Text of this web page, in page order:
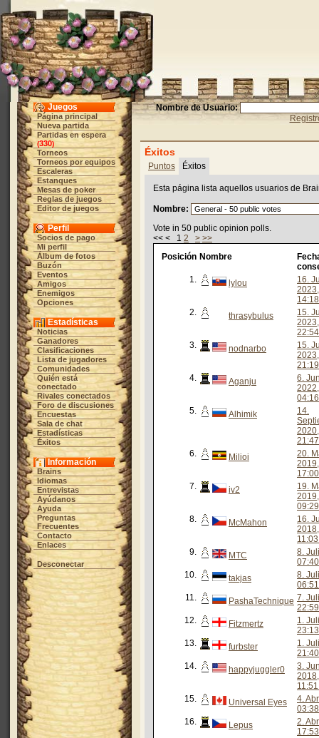
Juegos
Página principal
Nueva partida
Partidas en espera
(330)
Torneos
Torneos por equipos
Escaleras
Estanques
Mesas de poker
Reglas de juegos
Editor de juegos
Perfil
Socios de pago
Mi perfil
Álbum de fotos
Buzón
Eventos
Amigos
Enemigos
Opciones
Estadísticas
Noticias
Ganadores
Clasificaciones
Lista de jugadores
Comunidades
Quién está
conectado
Rivales conectados
Foro de discusiones
Encuestas
Sala de chat
Estadísticas
Éxitos
Información
Brains
Idiomas
Entrevistas
Ayúdanos
Ayuda
Preguntas
Frecuentes
Contacto
Enlaces
Desconectar
Nombre de Usuario:
Éxitos
Puntos Éxitos
Esta página lista aquellos usuarios de
Nombre:
Vote in 50 public opinion polls.
<< < 1 2 > >>
Posición Nombre
1.
lylou
16.
2023,
2.
thrasybulus
15.
2023,
3.
nodnarbo
15.
2023,
4.
Aganju
6.
2022,
5.
Alhimik
14.
2020,
6.
Milioi
20.
2019,
7.
iv2
19.
2019,
8.
McMahon
16.
2018,
9.
MTC
8.
10.
takjas
8.
11.
PashaTechnique 7.
12.
Fitzmertz
1.
13.
furbster
1.
14.
happyjuggler0
3.
2018,
15.
Universal Eyes
4.
16.
Lepus
2.